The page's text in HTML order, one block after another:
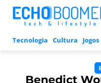
Tecnologia Cultura Jogos
Benedict